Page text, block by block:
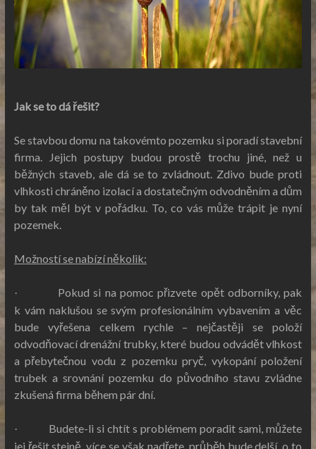
Jak se to dá řešit?
Se stavbou domu na takovémto pozemku si poradí stavební
firma. Jejich postupy budou prostě trochu jiné, než u
běžných staveb, ale dá se to zvládnout. Zdivo bude proti
vlhkosti chráněno izolací a dostatečným odvodněním a dům
by tak měl být v pořádku. To, co vás může trápit je nyní
pozemek.
Možností se nabízí několik:
·
Pokud si na pomoc přizvete opět odborníky, pak
k vám naklušou se svým profesionálním vybavením a věc
bude vyřešena celkem rychle – nejčastěji se položí
odvodňovací drenážní trubky, které budou odvádět vlhkost
a přebytečnou vodu z pozemku pryč, vykopání položení
trubek a srovnání pozemku do původního stavu zvládne
zkušená firma během pár dní.
·
Budete-li si chtít s problémem poradit sami, můžete
jej řešit stejně, více se však nadřete, průběh bude delší, o to